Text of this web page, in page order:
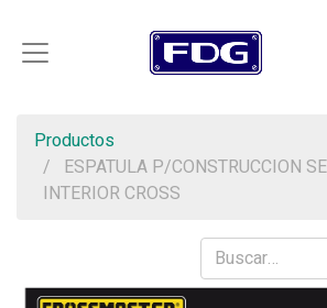
Productos
ESPATULA P/CONSTRUCCION
INTERIOR CROSS